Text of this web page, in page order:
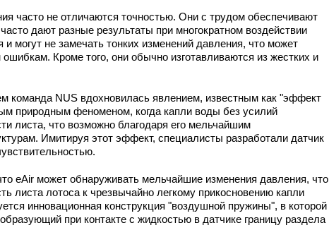
часто не отличаются точностью. Они с трудом обеспечивают
дают разные результаты при многократном воздействии
и могут не замечать тонких изменений давления, что может
Кроме того, они обычно изготавливаются из жестких и
команда NUS вдохновилась явлением, известным как "эффект
природным феноменом, когда капли воды без усилий
листа, что возможно благодаря его мельчайшим
Имитируя этот эффект, специалисты разработали датчик
eAir может обнаруживать мельчайшие изменения давления, что
листа лотоса к чрезвычайно легкому прикосновению капли
инновационная конструкция "воздушной пружины", в которой
при контакте с жидкостью в датчике границу раздела